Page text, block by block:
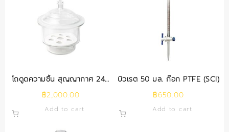
โถดูดความชื้น สุญญากาศ 240
มม. (SCI)
฿2,000.00
Add to cart
บิวเรต 50 มล. ก๊อก PTFE (SCI)
฿650.00
Add to cart